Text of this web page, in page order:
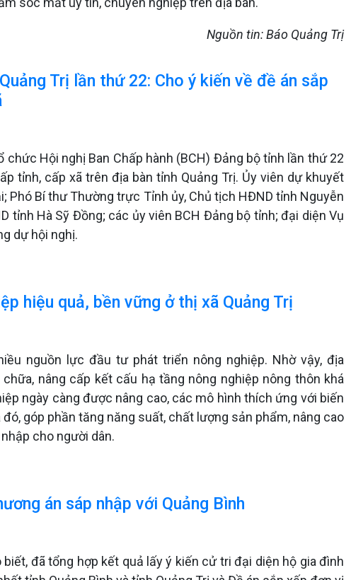
Nguồn tin: Báo Quảng Trị
Trị lần thứ 22: Cho ý kiến về đề án sắp
chức Hội nghị Ban Chấp hành (BCH) Đảng bộ tỉnh lần thứ 22
tỉnh, cấp xã trên địa bàn tỉnh Quảng Trị. Ủy viên dự khuyết
Phó Bí thư Thường trực Tỉnh ủy, Chủ tịch HĐND tỉnh Nguyễn
tỉnh Hà Sỹ Đồng; các ủy viên BCH Đảng bộ tỉnh; đại diện Vụ
dự hội nghị.
hiệu quả, bền vững ở thị xã Quảng Trị
nguồn lực đầu tư phát triển nông nghiệp. Nhờ vậy, địa
nâng cấp kết cấu hạ tầng nông nghiệp nông thôn khá
ngày càng được nâng cao, các mô hình thích ứng với biến
góp phần tăng năng suất, chất lượng sản phẩm, nâng cao
cho người dân.
án sáp nhập với Quảng Bình
đã tổng hợp kết quả lấy ý kiến cử tri đại diện hộ gia đình